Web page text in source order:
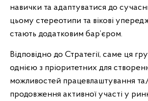
навички та адаптуватися до
цьому стереотипи та вікові
стають додатковим бар’єром.
Відповідно до Стратегії, саме ця
однією з пріоритетних для
можливостей працевлаштування
продовження активної участі у